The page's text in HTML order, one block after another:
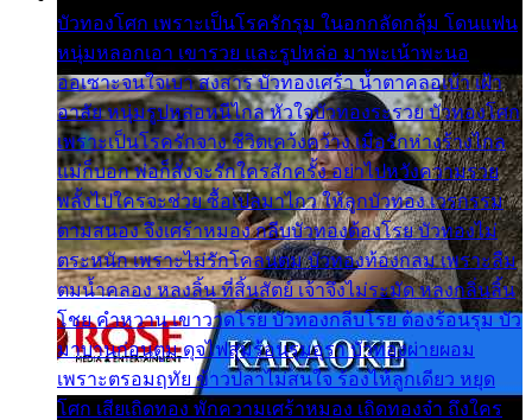
บัวทองโศก เพราะเป็นโรครักรุม ในอกกลัดกลุ้ม โดนแฟน
หนุ่มหลอกเอา เขารวย และรูปหล่อ มาพะเน้าพะนอ
ออเซาะจนใจเบา สงสาร บัวทองเศร้า น้ำตาคลอเบ้า เฝ้า
อาลัย หนุ่มรูปหล่อหนีไกล หัวใจบัวทองระรวย บัวทองโศก
เพราะเป็นโรครักจาง ชีวิตเคว้งคว้าง เมื่อรักห่างร้างไกล
แม่ก็บอก พ่อก็สั่งจะรักใครสักครั้ง อย่าไปหวังความรวย
พลั้งไปใครจะช่วย ซื้อเปลมาไกว ให้ลูกบัวทอง เวรกรรม
ตามสนอง จึงเศร้าหมอง กลีบบัวทองต้องโรย บัวทองไม่
ตระหนัก เพราะไม่รักโคลนตม บัวทองท้องกลม เพราะลืม
ตมน้ำคลอง หลงลิ้น ที่สิ้นสัตย์ เจ้าจึงไม่ระมัด หลงกลิ่นลิ้น
โชย คำหวาน เขาวาดโรย บัวทองกลีบโรย ต้องร้อนรุม บัว
มาบานก่อนตูม ดุจไฟสุมร้อนรุมอุรา บัวทองผ่ายผอม
เพราะตรอมฤทัย ข้าวปลาไม่สนใจ ร้องไห้ลูกเดียว หยุด
โศก เสียเถิดทอง พักความเศร้าหมอง เถิดทองจ๋า ถึงใคร